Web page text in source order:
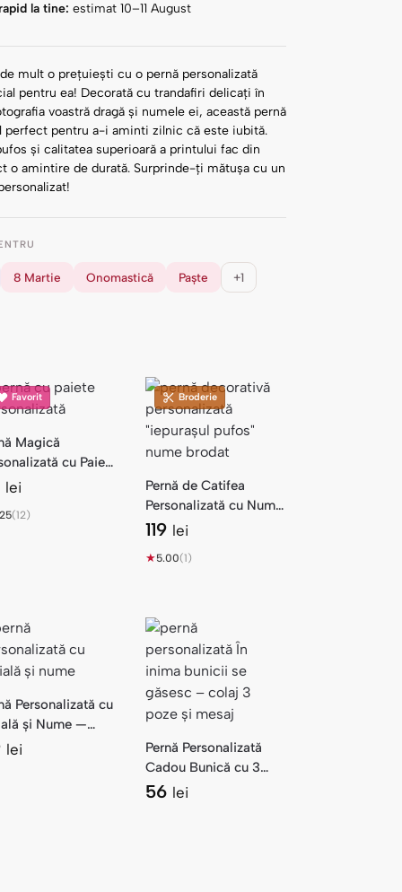
la tine: estimat 10–11 August
mult o prețuiești cu o pernă personalizată
pentru ea! Decorată cu trandafiri delicați în
voastră dragă și numele ei, această pernă
perfect pentru a-i aminti zilnic că este iubită.
și calitatea superioară a printului fac din
o amintire de durată. Surprinde-ți mătușa cu un
8 Martie Onomastică Paște +1
Favorit
Magică
cu Paiete
și Poză
lei
(12)
Broderie
Pernă de Catifea
Personalizată cu Nume
Brodat — Iepuraș
119 lei
★5.00(1)
Personalizată cu
și Nume —
Florală
lei
Pernă Personalizată
Cadou Bunică cu 3
Poze și Mesaj — Colaj
56 lei